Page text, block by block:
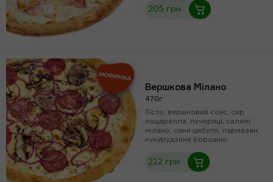
205 грн
Вершкова Мілано
470г
Тісто, вершковий соус, сир
моцарелла, печериці, салямі
мілано, синя цибуля, пармезан,
кукурудзяне борошно
212 грн